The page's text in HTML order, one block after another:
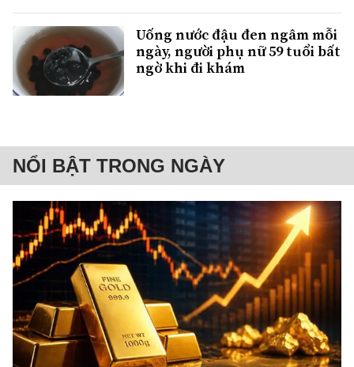
Uống nước đậu đen ngâm mỗi
ngày, người phụ nữ 59 tuổi bất
ngờ khi đi khám
NỔI BẬT TRONG NGÀY